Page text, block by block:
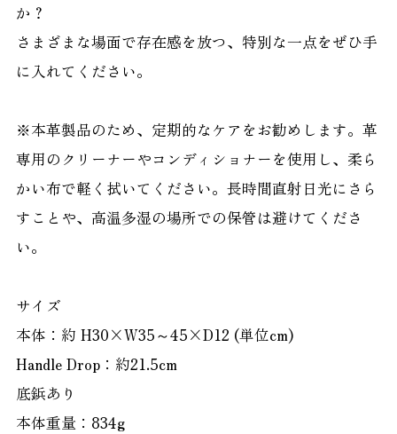
か？
さまざまな場面で存在感を放つ、特別な一点をぜひ手
に入れてください。
※本革製品のため、定期的なケアをお勧めします。革
専用のクリーナーやコンディショナーを使用し、柔ら
かい布で軽く拭いてください。長時間直射日光にさら
すことや、高温多湿の場所での保管は避けてくださ
い。
サイズ
本体：約 H30×W35～45×D12 (単位cm)
Handle Drop：約21.5cm
底鋲あり
本体重量：834g